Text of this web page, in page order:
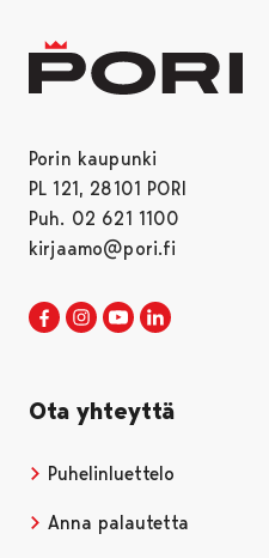
Porin kaupunki
PL 121, 28101 PORI
Puh. 02 621 1100
kirjaamo@pori.fi
Porin kaupunki
Avautuu uudessa
Porin kaupunki
Avautuu uudessa
Porin kaupunki
Avautuu
Ota yhteyttä
Puhelinluettelo
Anna palautetta